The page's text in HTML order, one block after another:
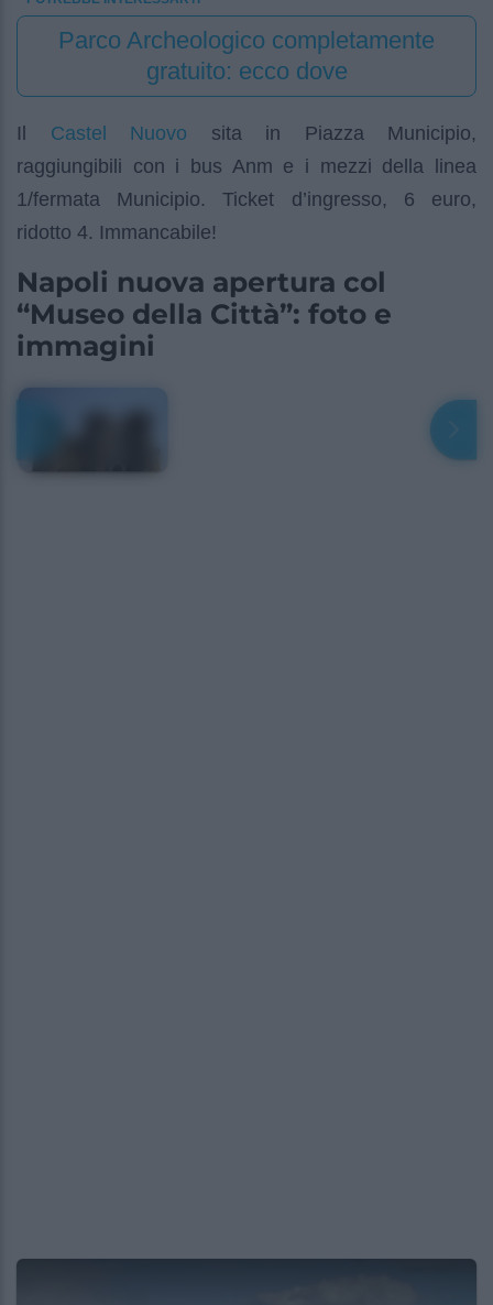
Parco Archeologico completamente
gratuito: ecco dove
Il Castel Nuovo sita in Piazza Municipio,
raggiungibili con i bus Anm e i mezzi della linea
1/fermata Municipio. Ticket d’ingresso, 6 euro,
ridotto 4. Immancabile!
Napoli nuova apertura col
“Museo della Città”: foto e
immagini